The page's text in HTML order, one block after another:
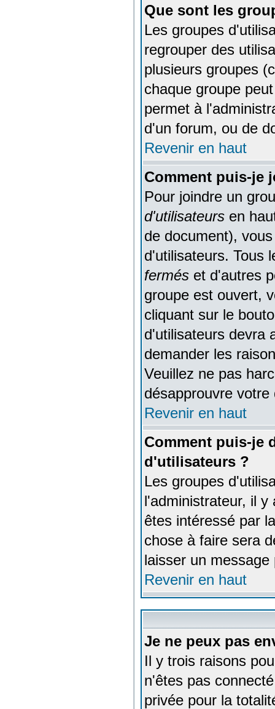
Que sont les
Les groupes
regrouper des
plusieurs groupes
chaque groupe
permet à
d'un forum, ou de
Revenir en haut
Comment puis-je
Pour joindre un
d'utilisateurs en
de document),
d'utilisateurs. Tous
fermés et d'autres
groupe est ouvert,
cliquant sur le
d'utilisateurs devra
demander les
Veuillez ne pas
désapprouvre
Revenir en haut
Comment puis-je
d'utilisateurs ?
Les groupes
l'administrateur, il y
êtes intéressé par
chose à faire sera
laisser un message
Revenir en haut
Je ne peux pas
Il y trois raisons
n'êtes pas
privée pour la